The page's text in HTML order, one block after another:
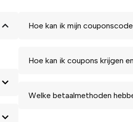
Hoe kan ik mijn
Hoe kan ik coupons krijgen
Welke betaalmethoden